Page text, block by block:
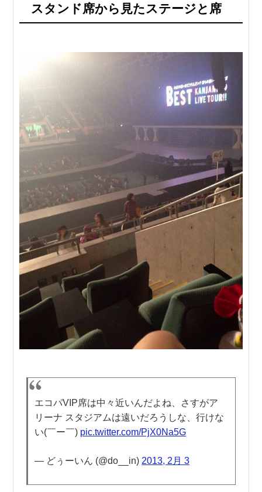
スタンド席から見たステージと席
エコパVIP席は中々近いんだよね、さすがア
リーナ スタジアムは遠いだろうしな、行けな
い(￣ー￣) pic.twitter.com/PjX0Na5G
— どぅーいん (@do__in) 2013, 2月 3